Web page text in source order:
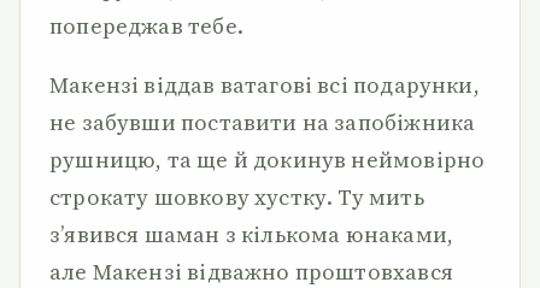
попереджав тебе.
Макензі віддав ватагові всі подарунки,
не забувши поставити на запобіжника
рушницю, та ще й докинув неймовірно
строкату шовкову хустку. Ту мить
з’явився шаман з кількома юнаками,
але Макензі відважно проштовхався